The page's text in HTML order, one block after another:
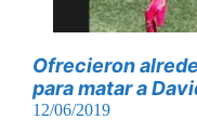
Ofrecieron
para matar a
12/06/2019